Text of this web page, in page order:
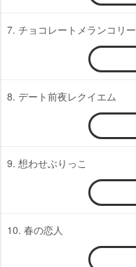
7. チョコレートメランコリー
8. デート前夜レクイエム
9. 想わせぶりっこ
10. 春の恋人